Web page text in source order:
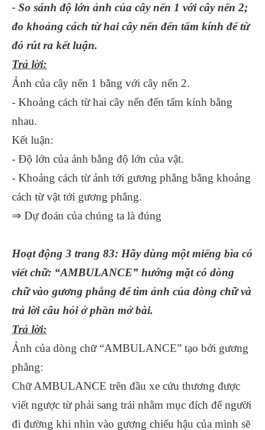
- So sánh độ lớn ảnh của cây nến 1 với cây nến 2;
đo khoảng cách từ hai cây nến đến tấm kính để từ
đó rút ra kết luận.
Trả lời:
Ảnh của cây nến 1 bằng với cây nến 2.
- Khoảng cách từ hai cây nến đến tấm kính bằng
nhau.
Kết luận:
- Độ lớn của ảnh bằng độ lớn của vật.
- Khoảng cách từ ảnh tới gương phẳng bằng khoảng
cách từ vật tới gương phẳng.
⇒ Dự đoán của chúng ta là đúng
Hoạt động 3 trang 83: Hãy dùng một miếng bìa có
viết chữ: “AMBULANCE” hướng mặt có dòng
chữ vào gương phẳng để tìm ảnh của dòng chữ và
trả lời câu hỏi ở phần mở bài.
Trả lời:
Ảnh của dòng chữ “AMBULANCE” tạo bởi gương
phẳng:
Chữ AMBULANCE trên đầu xe cứu thương được
viết ngược từ phải sang trái nhằm mục đích để người
đi đường khi nhìn vào gương chiếu hậu của mình sẽ